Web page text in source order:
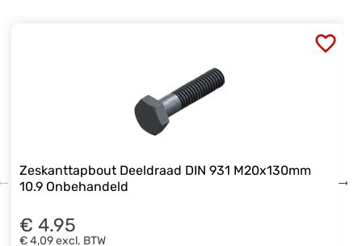
Zeskanttapbout Deeldraad DIN 931 M20x130mm
10.9 Onbehandeld
€ 4.95
€ 4,09excl. BTW